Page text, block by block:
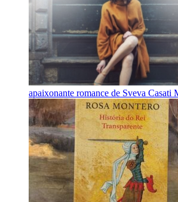
apaixonante romance de Sveva Casati